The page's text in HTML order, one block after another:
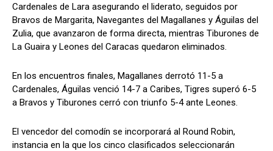
Cardenales de Lara asegurando el liderato, seguidos por
Bravos de Margarita, Navegantes del Magallanes y Águilas del
Zulia, que avanzaron de forma directa, mientras Tiburones de
La Guaira y Leones del Caracas quedaron eliminados.
En los encuentros finales, Magallanes derrotó 11-5 a
Cardenales, Águilas venció 14-7 a Caribes, Tigres superó 6-5
a Bravos y Tiburones cerró con triunfo 5-4 ante Leones.
El vencedor del comodín se incorporará al Round Robin,
instancia en la que los cinco clasificados seleccionarán